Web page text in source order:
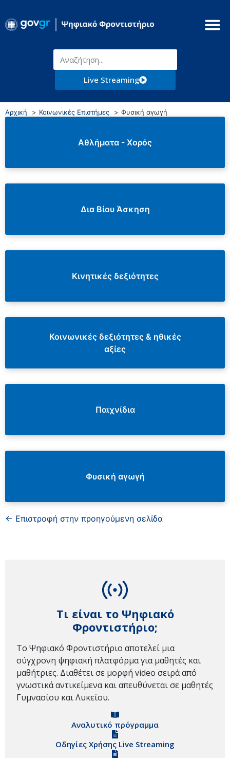
Live Streaming
Αρχική Κοινωνικές Επιστήμες Φυσική αγωγή
Αθλήματα - Χορός
Δια Βίου Άσκηση
Κινητικές δεξιότητες
Κοινωνικές δεξιότητες & ηθικές
αξίες
Παιχνίδια
Φυσική αγωγή
← Επιστροφή στην προηγούμενη σελίδα
Τι είναι το Ψηφιακό
Φροντιστήριο;
Το Ψηφιακό Φροντιστήριο αποτελεί μια
σύγχρονη ψηφιακή πλατφόρμα για μαθητές και
μαθήτριες. Διαθέτει σε μορφή video σειρά από
γνωστικά αντικείμενα και απευθύνεται σε μαθητές
Γυμνασίου και Λυκείου.
Αναλυτικό πρόγραμμα
Οδηγίες Χρήσης Live Streaming